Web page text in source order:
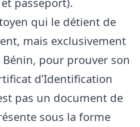
qui le détient de
mais exclusivement
Bénin, pour prouver son
d’Identification
pas un document de
sous la forme